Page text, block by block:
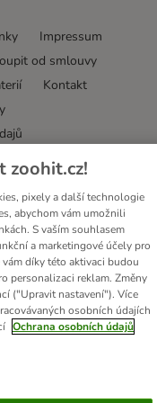
Impressum
od smlouvy
Kontakt
zoohit.cz!
pixely a další technologie
abychom vám umožnili
S vaším souhlasem
a marketingové účely pro
díky této aktivaci budou
personalizaci reklam. Změny
("Upravit nastavení"). Více
osobních údajích
Ochrana osobních údajů